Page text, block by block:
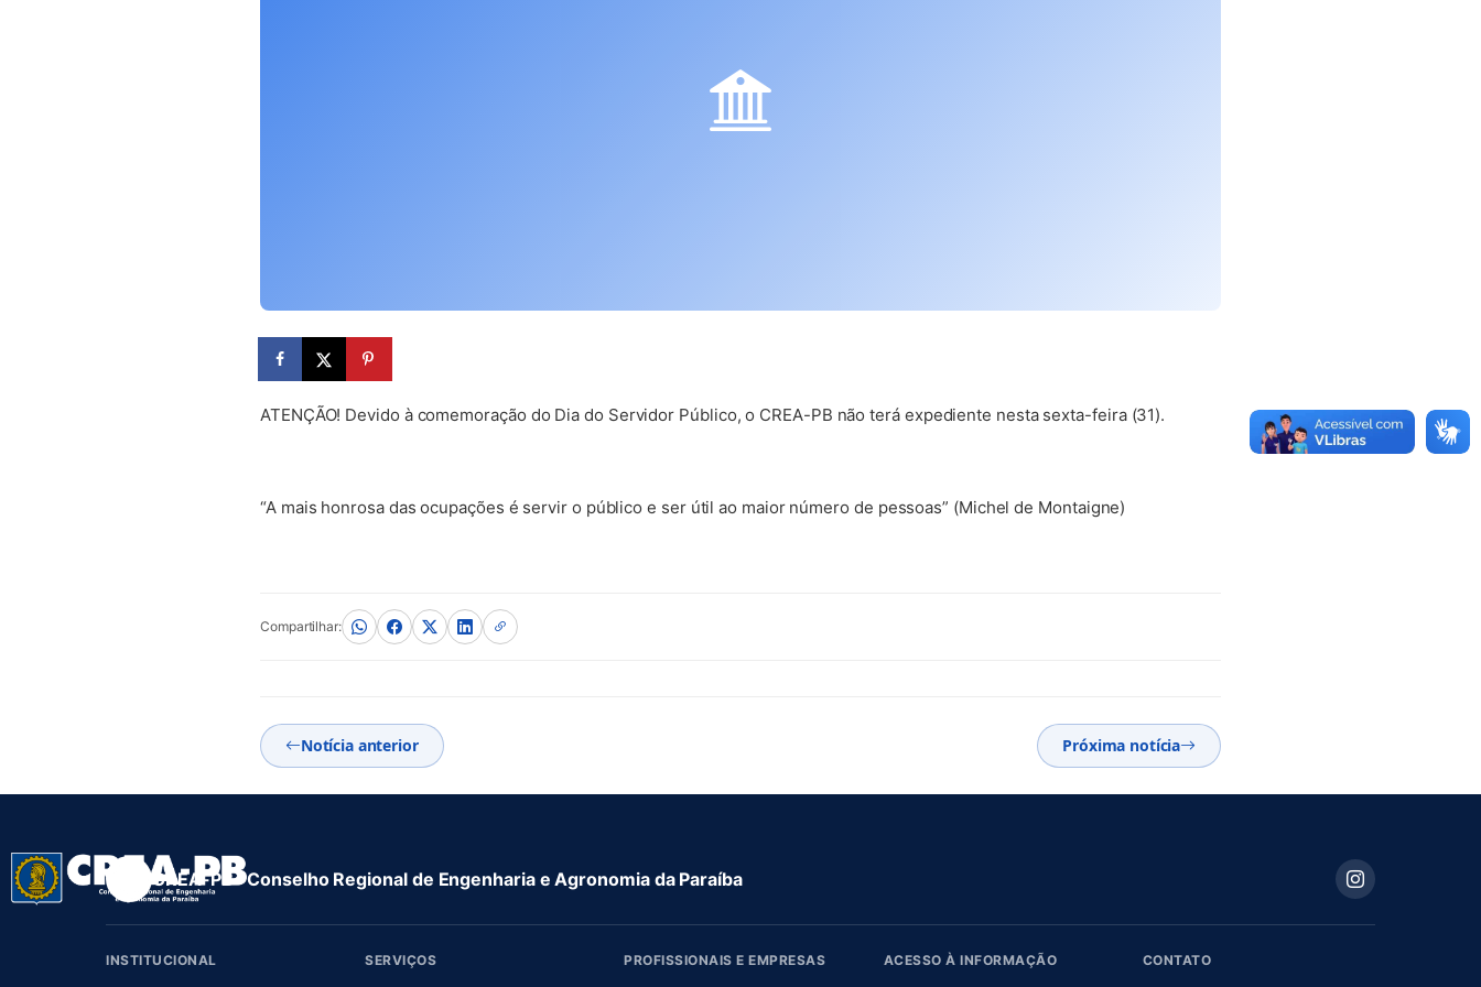
ATENÇÃO! Devido à comemoração do Dia do Servidor Público, o CREA-PB não terá expediente nesta sexta-feira (31).
“A mais honrosa das ocupações é servir o público e ser útil ao maior número de pessoas” (Michel de Montaigne)
Compartilhar:
Notícia anterior Próxima notícia
CREA-PB · Conselho Regional de Engenharia e Agronomia da Paraíba
INSTITUCIONAL SERVIÇOS PROFISSIONAIS E EMPRESAS ACESSO À INFORMAÇÃO CONTATO